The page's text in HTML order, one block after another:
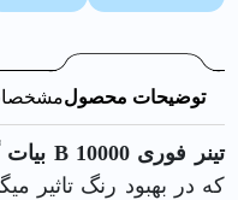
توضیحات محصول
تینر فوری 10000 B بیات گالن
که در بهبود رنگ تاثیر